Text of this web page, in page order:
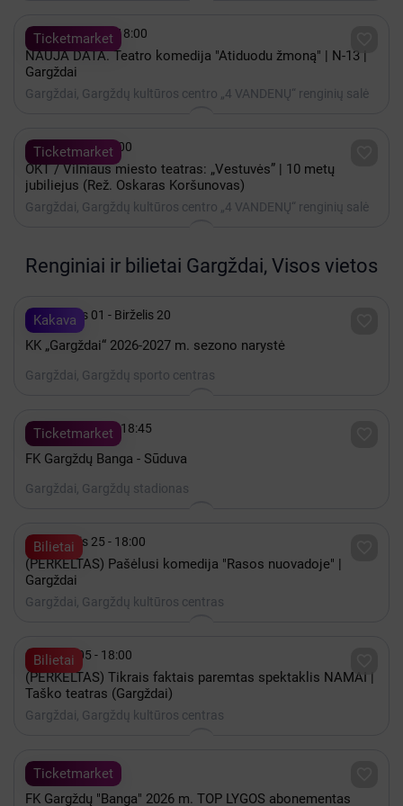
Komedija atskleis: moteris – tai tūkstančiai veidų ir
vaidmenų; žemėje visi keliai veda į moterį, o ne į Romą;
moteris tai deivė, gundytoja, kerėtoja ir pinčukas
viename! Bet kaipgi pasaulis be moterų?!
Užgriuvus netikėtai didžiuliam pasisekimui, kūrybinė
komanda pakeitė aktorių garderobą, žiūrovus herojės
stebins naujomis, spalvingomis suknelėmis. Laukia ir
daugiau staigmenų.
subalansuota ir moterims, ir jas labiau trokštantiems
suprasti vyrams. Misija - neįmanoma? Susitikime ture
KŪRYBINĖ KOMANDA:
Adaptacija - Ainis Storpirštis
VAIDINA:
Draugės - Oneida Kunsunga, Ilona Kvietkutė / Gabija
Policininkas - Marius Repšys / Dovydas Stončius.
Ticketmarket
 Lapkritis 11 - 18:00
NAUJA DATA. Teatro komedija "Atiduodu žmoną" | N-13 |
Gargždai
Gargždai, Gargždų kultūros centro „4 VANDENŲ“ renginių salė
Ticketmarket
 Spalis 12 - 18:00
OKT / Vilniaus miesto teatras: „Vestuvės” | 10 metų
jubiliejus (Rež. Oskaras Koršunovas)
Gargždai, Gargždų kultūros centro „4 VANDENŲ“ renginių salė
Renginiai ir bilietai Gargždai, Visos vietos
Kakava
 Rugsėjis 01 - Birželis 20
KK „Gargždai“ 2026-2027 m. sezono narystė
Gargždai, Gargždų sporto centras
Ticketmarket
 Rugpjūtis 09 - 18:45
FK Gargždų Banga - Sūduva
Gargždai, Gargždų stadionas
Bilietai
 Rugsėjis 25 - 18:00
(PERKELTAS) Pašėlusi komedija "Rasos nuovadoje" |
Gargždai
Gargždai, Gargždų kultūros centras
Bilietai
 Spalis 05 - 18:00
(PERKELTAS) Tikrais faktais paremtas spektaklis NAMAI |
Taško teatras (Gargždai)
Gargždai, Gargždų kultūros centras
Ticketmarket
 iki Lapkritis 30
FK Gargždų "Banga" 2026 m. TOP LYGOS abonementas